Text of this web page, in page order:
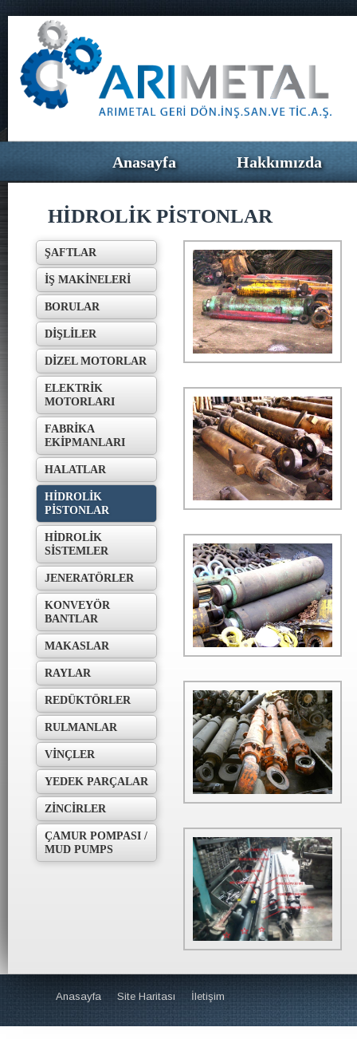
Anasayfa Hakkımızda
HİDROLİK PİSTONLAR
ŞAFTLAR
İŞ MAKİNELERİ
BORULAR
DİŞLİLER
DİZEL MOTORLAR
ELEKTRİK
MOTORLARI
FABRİKA
EKİPMANLARI
HALATLAR
HİDROLİK
PİSTONLAR
HİDROLİK
SİSTEMLER
JENERATÖRLER
KONVEYÖR
BANTLAR
MAKASLAR
RAYLAR
REDÜKTÖRLER
RULMANLAR
VİNÇLER
YEDEK PARÇALAR
ZİNCİRLER
ÇAMUR POMPASI /
MUD PUMPS
Hidrolik Piston
Hidrolik Piston
Hidrolik Piston
Hidrolik Piston
Hidrolik Piston
Anasayfa Site Haritası İletişim